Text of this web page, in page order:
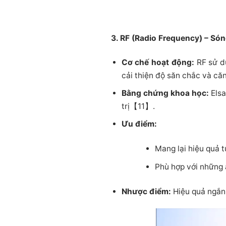
3. RF (Radio Frequency) –
Cơ chế hoạt động: RF sử
cải thiện độ săn chắc và
Bằng chứng khoa học:
trị【11】.
Ưu điểm:
Mang lại hiệu quả
Phù hợp với
Nhược điểm: Hiệu quả